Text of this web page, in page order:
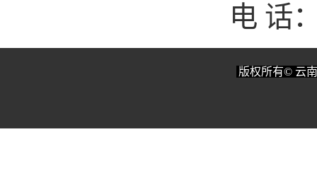
电 话
版权所有© 云